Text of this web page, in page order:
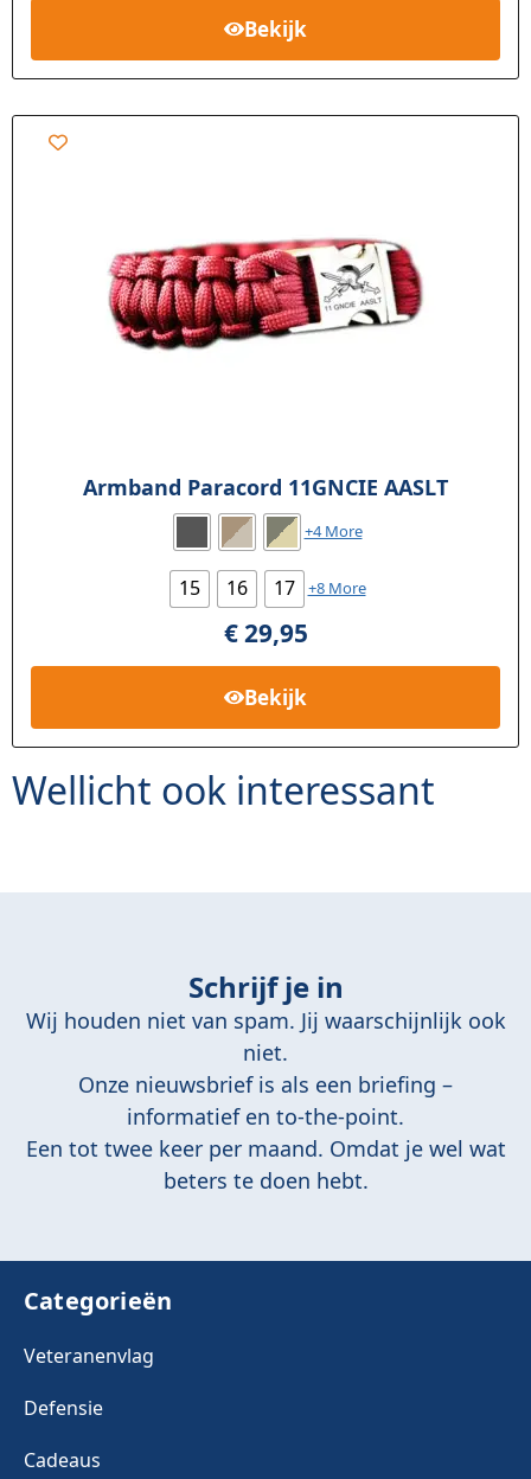
Bekijk
Armband Paracord 11GNCIE AASLT
+4 More
15 16 17 +8 More
€29,95
Bekijk
Wellicht ook interessant
Schrijf je in
Wij houden niet van spam. Jij waarschijnlijk ook
niet.
Onze nieuwsbrief is als een briefing –
informatief en to-the-point.
Een tot twee keer per maand. Omdat je wel wat
beters te doen hebt.
Categorieën
Veteranenvlag
Defensie
Cadeaus